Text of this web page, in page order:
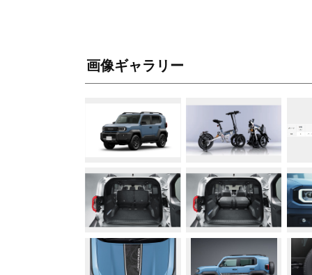
画像ギャラリー